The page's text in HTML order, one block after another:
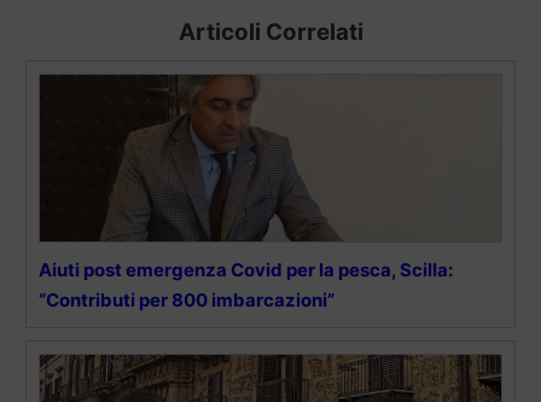
Articoli Correlati
Aiuti post emergenza Covid per la pesca, Scilla:
“Contributi per 800 imbarcazioni”